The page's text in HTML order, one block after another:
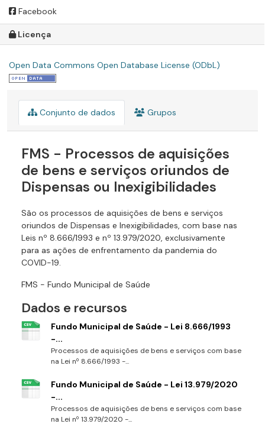
Facebook
Licença
Open Data Commons Open Database License (ODbL)
Conjunto de dados Grupos
FMS - Processos de aquisições
de bens e serviços oriundos de
Dispensas ou Inexigibilidades
São os processos de aquisições de bens e serviços
oriundos de Dispensas e Inexigibilidades, com base nas
Leis nº 8.666/1993 e nº 13.979/2020, exclusivamente
para as ações de enfrentamento da pandemia do
COVID-19.
FMS - Fundo Municipal de Saúde
Dados e recursos
Fundo Municipal de Saúde - Lei 8.666/1993
-...
Processos de aquisições de bens e serviços com base
na Lei nº 8.666/1993 -...
Fundo Municipal de Saúde - Lei 13.979/2020
-...
Processos de aquisições de bens e serviços com base
na Lei nº 13.979/2020 -...